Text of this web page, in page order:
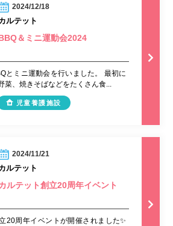
2024/12/18
ルテット
＆ミニ運動会2024
とミニ運動会を行いました。 最初に
菜、焼きそばなどをたくさん食...
児童養護施設
2024/11/21
ルテット
ルテット創立20周年イベント
20周年イベントが開催されました✨